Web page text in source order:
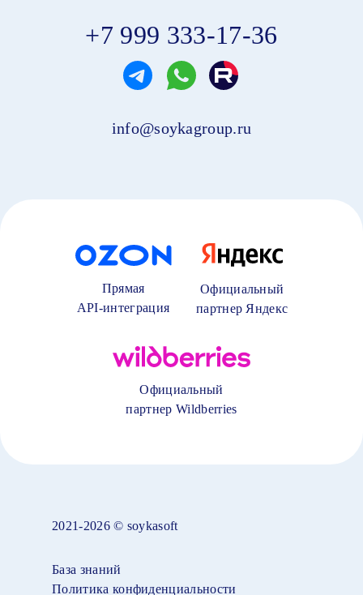
+7 999 333-17-36
info@soykagroup.ru
Прямая
API-интеграция
Официальный
партнер Яндекс
Официальный
партнер Wildberries
2021-2026 © soykasoft
База знаний
Политика конфиденциальности